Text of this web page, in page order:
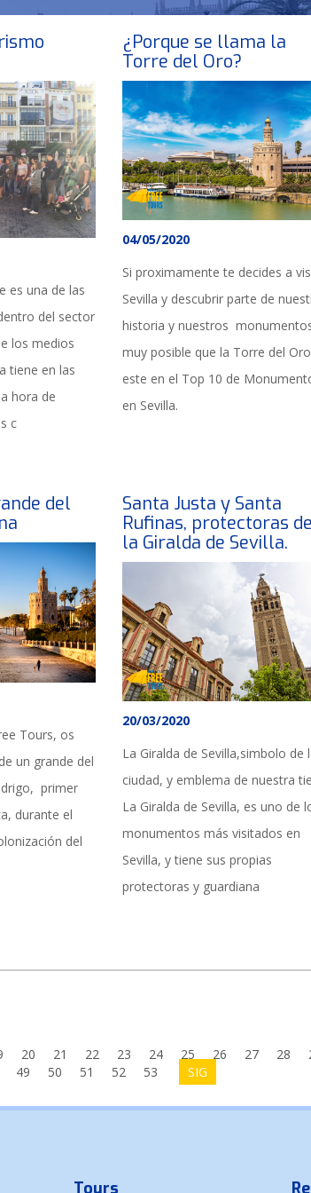
es una de las
del sector
los medios
tiene en las
hora de
c
¿Porque se llama la
Torre del Oro?
04/05/2020
Si proximamente te decides a
Sevilla y descubrir parte de
historia y nuestros
muy posible que la Torre del Oro
este en el Top 10 de
en Sevilla.
del
Tours, os
un grande del
primer
durante el
del
Santa Justa y Santa
Rufinas, protectoras de
la Giralda de Sevilla.
20/03/2020
La Giralda de Sevilla,simbolo de
ciudad, y emblema de nuestra
La Giralda de Sevilla, es uno de
monumentos más visitados en
Sevilla, y tiene sus propias
protectoras y guardiana
20 21 22 23 24 25 26 27 28
49 50 51 52 53 SIG
Tours